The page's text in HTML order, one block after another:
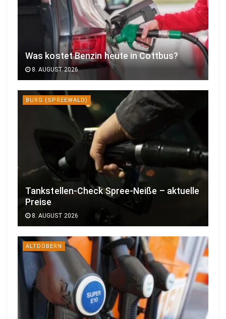
Was kostet Benzin heute in Cottbus?
8. AUGUST 2026
BURG (SPREEWALD)
Tankstellen-Check Spree-Neiße – aktuelle
Preise
8. AUGUST 2026
ALTDÖBERN